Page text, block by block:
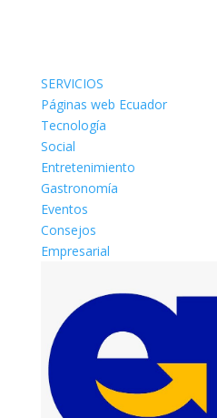
SERVICIOS
Páginas web Ecuador
Tecnología
Social
Entretenimiento
Gastronomía
Eventos
Consejos
Empresarial